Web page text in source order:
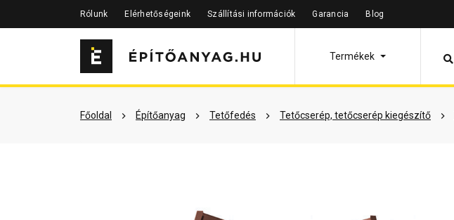
Rólunk Elérhetőségeink Szállítási információk Garancia Blog
Termékek
Főoldal Építőanyag Tetőfedés Tetőcserép, tetőcserép kiegészítő
Szükséged lehet rá Részletes leírás Termékinformáció